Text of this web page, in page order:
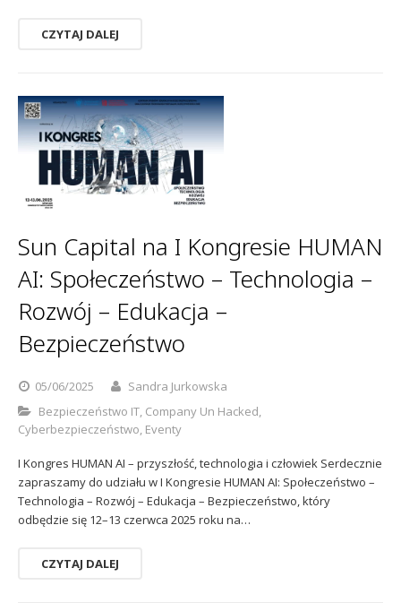
CZYTAJ DALEJ
Sun Capital na I Kongresie HUMAN
AI: Społeczeństwo – Technologia –
Rozwój – Edukacja –
Bezpieczeństwo
05/06/2025
Sandra Jurkowska
Bezpieczeństwo IT Company Un Hacked
Cyberbezpieczeństwo Eventy
I Kongres HUMAN AI – przyszłość, technologia i człowiek Serdecznie
zapraszamy do udziału w I Kongresie HUMAN AI: Społeczeństwo –
Technologia – Rozwój – Edukacja – Bezpieczeństwo, który
odbędzie się 12–13 czerwca 2025 roku na…
CZYTAJ DALEJ